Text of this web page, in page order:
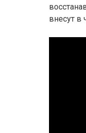
внесут в